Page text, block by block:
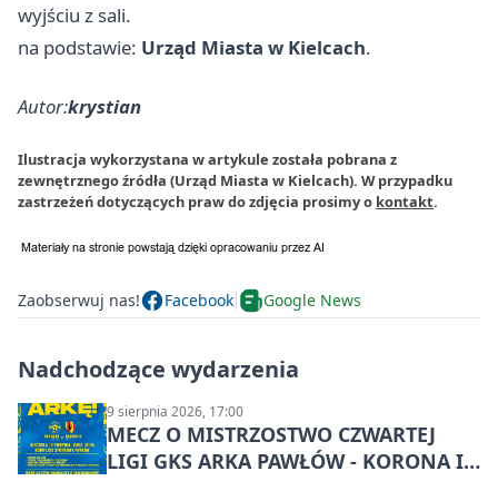
wyjściu z sali.
na podstawie: Urząd Miasta w Kielcach.
Autor:krystian
Ilustracja wykorzystana w artykule została pobrana z
zewnętrznego źródła (Urząd Miasta w Kielcach). W przypadku
zastrzeżeń dotyczących praw do zdjęcia prosimy o kontakt.
Zaobserwuj nas! Facebook Google News
Nadchodzące wydarzenia
9 sierpnia 2026, 17:00
MECZ O MISTRZOSTWO CZWARTEJ
LIGI GKS ARKA PAWŁÓW - KORONA III